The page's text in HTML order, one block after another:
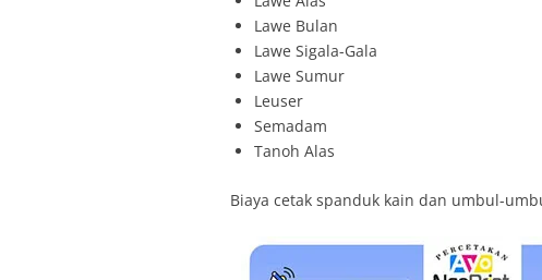
Lawe Bulan
Lawe Sigala-Gala
Lawe Sumur
Leuser
Semadam
Tanoh Alas
Biaya cetak spanduk kain dan umbul-